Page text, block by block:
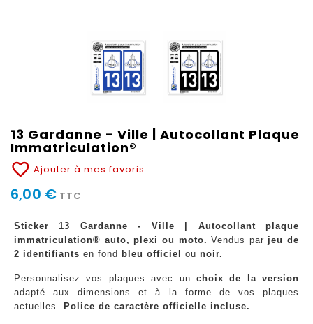
13 Gardanne - Ville | Autocollant Plaque
Immatriculation®
favorite_border Ajouter à mes favoris
6,00 € TTC
Sticker 13 Gardanne - Ville | Autocollant plaque
immatriculation® auto, plexi ou moto. Vendus par jeu de
2 identifiants en fond bleu officiel ou noir.
Personnalisez vos plaques avec un choix de la version
adapté aux dimensions et à la forme de vos plaques
actuelles. Police de caractère officielle incluse.